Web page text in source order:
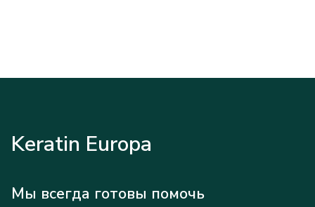
Keratin Europa
Мы всегда готовы помочь